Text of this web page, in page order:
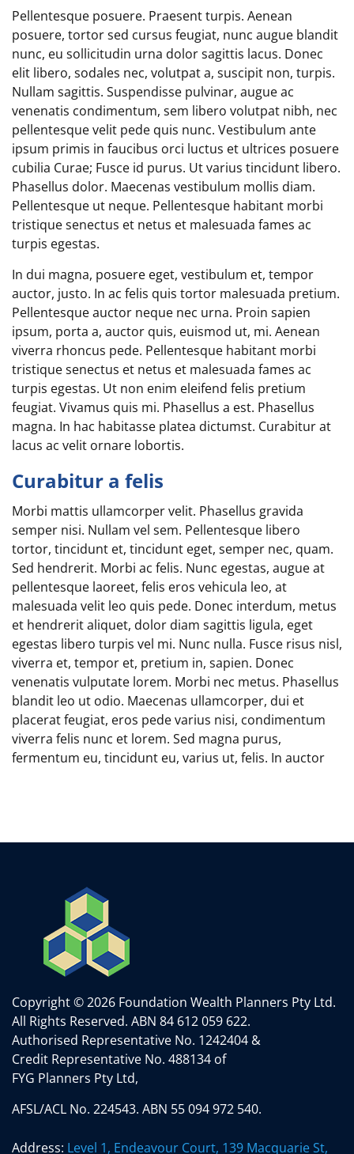
Pellentesque posuere. Praesent turpis. Aenean
posuere, tortor sed cursus feugiat, nunc augue blandit
nunc, eu sollicitudin urna dolor sagittis lacus. Donec
elit libero, sodales nec, volutpat a, suscipit non, turpis.
Nullam sagittis. Suspendisse pulvinar, augue ac
venenatis condimentum, sem libero volutpat nibh, nec
pellentesque velit pede quis nunc. Vestibulum ante
ipsum primis in faucibus orci luctus et ultrices posuere
cubilia Curae; Fusce id purus. Ut varius tincidunt libero.
Phasellus dolor. Maecenas vestibulum mollis diam.
Pellentesque ut neque. Pellentesque habitant morbi
tristique senectus et netus et malesuada fames ac
turpis egestas.
In dui magna, posuere eget, vestibulum et, tempor
auctor, justo. In ac felis quis tortor malesuada pretium.
Pellentesque auctor neque nec urna. Proin sapien
ipsum, porta a, auctor quis, euismod ut, mi. Aenean
viverra rhoncus pede. Pellentesque habitant morbi
tristique senectus et netus et malesuada fames ac
turpis egestas. Ut non enim eleifend felis pretium
feugiat. Vivamus quis mi. Phasellus a est. Phasellus
magna. In hac habitasse platea dictumst. Curabitur at
lacus ac velit ornare lobortis.
Curabitur a felis
Morbi mattis ullamcorper velit. Phasellus gravida
semper nisi. Nullam vel sem. Pellentesque libero
tortor, tincidunt et, tincidunt eget, semper nec, quam.
Sed hendrerit. Morbi ac felis. Nunc egestas, augue at
pellentesque laoreet, felis eros vehicula leo, at
malesuada velit leo quis pede. Donec interdum, metus
et hendrerit aliquet, dolor diam sagittis ligula, eget
egestas libero turpis vel mi. Nunc nulla. Fusce risus nisl,
viverra et, tempor et, pretium in, sapien. Donec
venenatis vulputate lorem. Morbi nec metus. Phasellus
blandit leo ut odio. Maecenas ullamcorper, dui et
placerat feugiat, eros pede varius nisi, condimentum
viverra felis nunc et lorem. Sed magna purus,
fermentum eu, tincidunt eu, varius ut, felis. In auctor
Copyright © 2026 Foundation Wealth Planners Pty Ltd.
All Rights Reserved. ABN 84 612 059 622.
Authorised Representative No. 1242404 &
Credit Representative No. 488134 of
FYG Planners Pty Ltd,
AFSL/ACL No. 224543. ABN 55 094 972 540.
Address: Level 1, Endeavour Court, 139 Macquarie St,